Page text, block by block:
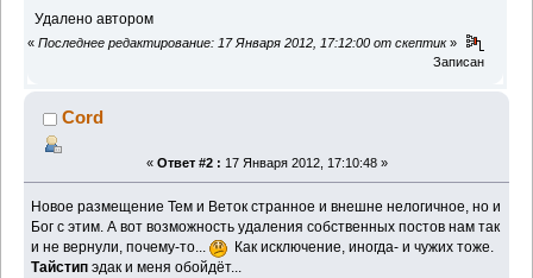
Удалено автором
« Последнее редактирование: 17 Января 2012, 17:12:00 от скептик»
Записан
Cord
« Ответ #2 : 17 Января 2012, 17:10:48 »
Новое размещение Тем и Веток странное и внешне нелогичное, но и
Бог с этим. А вот возможность удаления собственных постов нам так
и не вернули, почему-то...
Как исключение, иногда- и чужих тоже.
Тайстип эдак и меня обойдёт...